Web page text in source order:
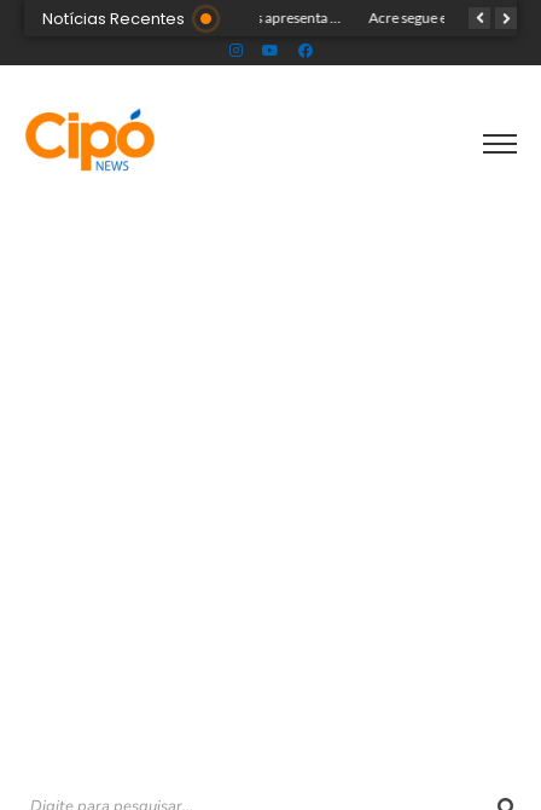
Notícias Recentes Acre segue em alerta para casos de síndrome respiratória aguda grave, aponta Fiocruz